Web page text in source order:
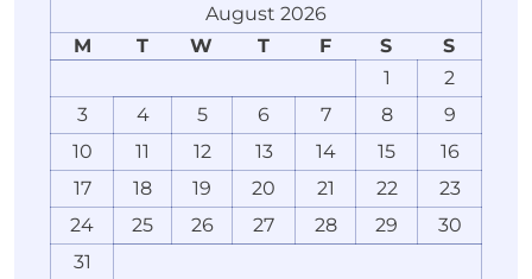
August 2026
M
T W T F S
S
1
2
3
4 5 6 7 8
9
10
11 12 13 14 15
16
17
18 19 20 21 22
23
24
25 26 27 28 29
30
31